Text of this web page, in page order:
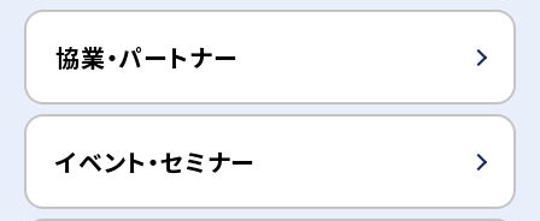
協業・パートナー
イベント・セミナー